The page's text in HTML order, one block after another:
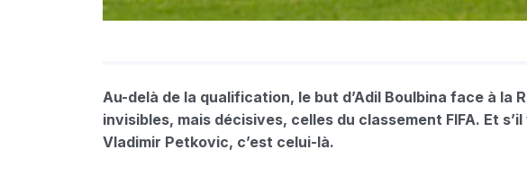
Au-delà de la qualification, le but d’Adil Boulbina face à la
invisibles, mais décisives, celles du classement FIFA. Et
Vladimir Petkovic, c’est celui-là.